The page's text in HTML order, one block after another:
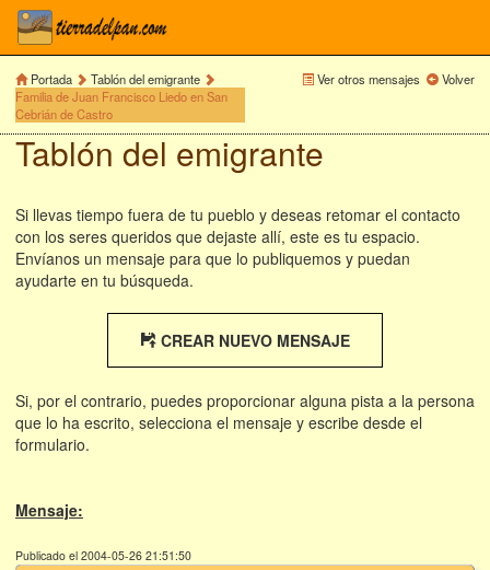
Portada
Tablón del emigrante
Familia de Juan Francisco Liedo en San
Cebrián de Castro
Ver otros mensajes Volver
Tablón del emigrante
Si llevas tiempo fuera de tu pueblo y deseas retomar el contacto
con los seres queridos que dejaste allí, este es tu espacio.
Envíanos un mensaje para que lo publiquemos y puedan
ayudarte en tu búsqueda.
CREAR NUEVO MENSAJE
Si, por el contrario, puedes proporcionar alguna pista a la persona
que lo ha escrito, selecciona el mensaje y escribe desde el
formulario.
Mensaje:
Publicado el 2004-05-26 21:51:50